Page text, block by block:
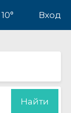
10° Вход
Найти